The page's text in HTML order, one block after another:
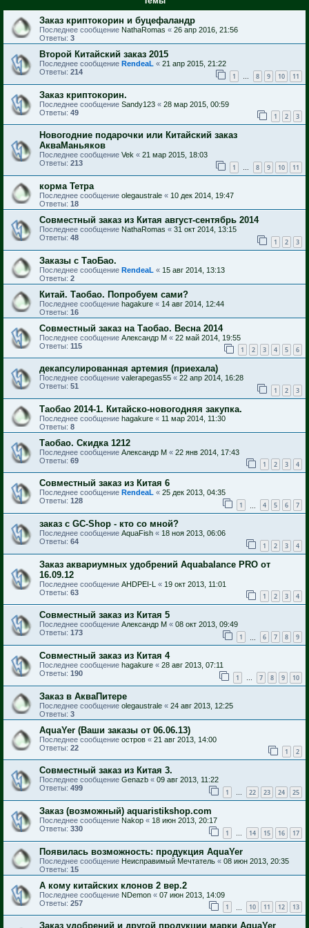
Заказ криптокорин и буцефаландр
Последнее сообщение NathaRomas « 26 апр 2016, 21:56
Ответы: 3
Второй Китайский заказ 2015
Последнее сообщение RendeaL « 21 апр 2015, 21:22
Ответы: 214 1 … 8 9 10 11
Заказ криптокорин.
Последнее сообщение Sandy123 « 28 мар 2015, 00:59
Ответы: 49 1 2 3
Новогодние подарочки или Китайский заказ
АкваМаньяков
Последнее сообщение Vek « 21 мар 2015, 18:03
Ответы: 213 1 … 8 9 10 11
корма Тетра
Последнее сообщение olegaustrale « 10 дек 2014, 19:47
Ответы: 18
Совместный заказ из Китая август-сентябрь 2014
Последнее сообщение NathaRomas « 31 окт 2014, 13:15
Ответы: 48 1 2 3
Заказы с ТаоБао.
Последнее сообщение RendeaL « 15 авг 2014, 13:13
Ответы: 2
Китай. Таобао. Попробуем сами?
Последнее сообщение hagakure « 14 авг 2014, 12:44
Ответы: 16
Совместный заказ на Таобао. Весна 2014
Последнее сообщение Александр М « 22 май 2014, 19:55
Ответы: 115 1 2 3 4 5 6
декапсулированная артемия (приехала)
Последнее сообщение valerapegas55 « 22 апр 2014, 16:28
Ответы: 51 1 2 3
Таобао 2014-1. Китайско-новогодняя закупка.
Последнее сообщение hagakure « 11 мар 2014, 11:30
Ответы: 8
Таобао. Скидка 1212
Последнее сообщение Александр М « 22 янв 2014, 17:43
Ответы: 69 1 2 3 4
Совместный заказ из Китая 6
Последнее сообщение RendeaL « 25 дек 2013, 04:35
Ответы: 128 1 4 5 6 7
заказ с GC-Shop - кто со мной?
Последнее сообщение AquaFish « 18 ноя 2013, 06:06
Ответы: 64 1 2 3 4
Заказ аквариумных удобрений Aquabalance PRO от
16.09.12
Последнее сообщение AHDPEI-L « 19 окт 2013, 11:01
Ответы: 63 1 2 3 4
Совместный заказ из Китая 5
Последнее сообщение Александр М « 08 окт 2013, 09:49
Ответы: 173 1 6 7 8 9
Совместный заказ из Китая 4
Последнее сообщение hagakure « 28 авг 2013, 07:11
Ответы: 190 1 … 7 8 9 10
Заказ в АкваПитере
Последнее сообщение olegaustrale « 24 авг 2013, 12:25
Ответы: 3
AquaYer (Ваши заказы от 06.06.13)
Последнее сообщение остров « 21 авг 2013, 14:00
Ответы: 22 1 2
Совместный заказ из Китая 3.
Последнее сообщение Genazb « 09 авг 2013, 11:22
Ответы: 499 1 … 22 23 24 25
Заказ (возможный) aquaristikshop.com
Последнее сообщение Nakop « 18 июн 2013, 20:17
Ответы: 330 1 … 14 15 16 17
Появилась возможность: продукция AquaYer
Последнее сообщение Неисправимый Мечтатель « 08 июн 2013, 20:35
Ответы: 15
А кому китайских клонов 2 вер.2
Последнее сообщение NDemon « 07 июн 2013, 14:09
Ответы: 257 1 10 11 12 13
Заказ удобрений и другой продукции марки AquaYer